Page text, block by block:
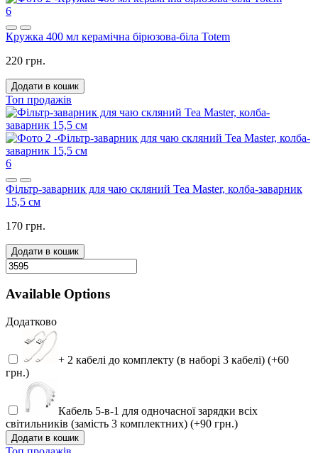
6
Кружка 400 мл керамічна бірюзова-біла Totem
220 грн.
Додати в кошик
Топ продажів
6
Фільтр-заварник для чаю скляний Tea Master, колба-заварник
15,5 см
170 грн.
Додати в кошик
Available Options
Додатково
+ 2 кабелі до комплекту (в наборі 3 кабелі) (+60
грн.)
Кабель 5-в-1 для одночасної зарядки всіх
світильників (замість 3 комплектних) (+90 грн.)
Додати в кошик